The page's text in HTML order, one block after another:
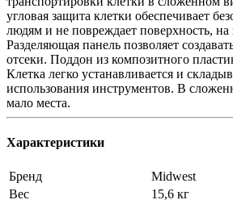
угловая защита клетки обеспечивает
людям и не повреждает поверхность, на
Разделяющая панель позволяет
отсеки. Поддон из композитного
Клетка легко устанавливается и
использования инструментов. В
мало места.
Характеристики
Бренд
Midwest
Вес
15,6 кг